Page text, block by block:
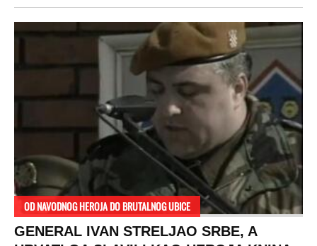
tako: "Ti si svoje srpsko izdala"
RAJ!